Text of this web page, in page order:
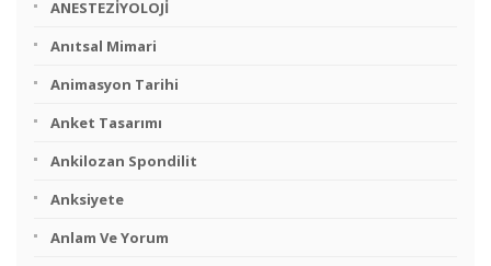
ANESTEZİYOLOJİ
Anıtsal Mimari
Animasyon Tarihi
Anket Tasarımı
Ankilozan Spondilit
Anksiyete
Anlam Ve Yorum